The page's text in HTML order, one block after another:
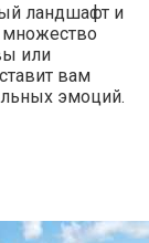
ландшафт и
или
вам
эмоций.